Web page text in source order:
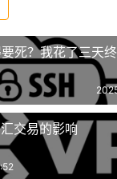
死？我花了三天
交易的影响